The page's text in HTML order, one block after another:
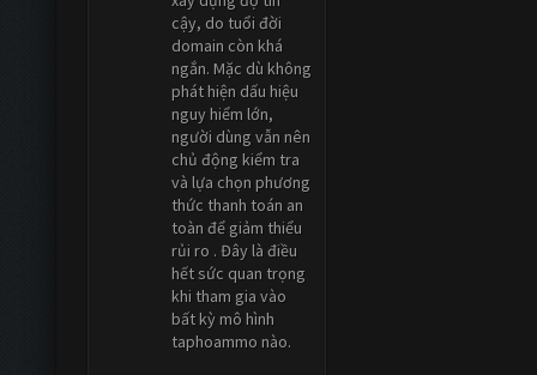
cậy, do tuổi đời
domain còn khá
ngắn. Mặc dù không
phát hiện dấu hiệu
nguy hiểm lớn,
người dùng vẫn nên
chủ động kiểm tra
và lựa chọn phương
thức thanh toán an
toàn để giảm thiểu
rủi ro . Đây là điều
hết sức quan trọng
khi tham gia vào
bất kỳ mô hình
taphoammo nào.